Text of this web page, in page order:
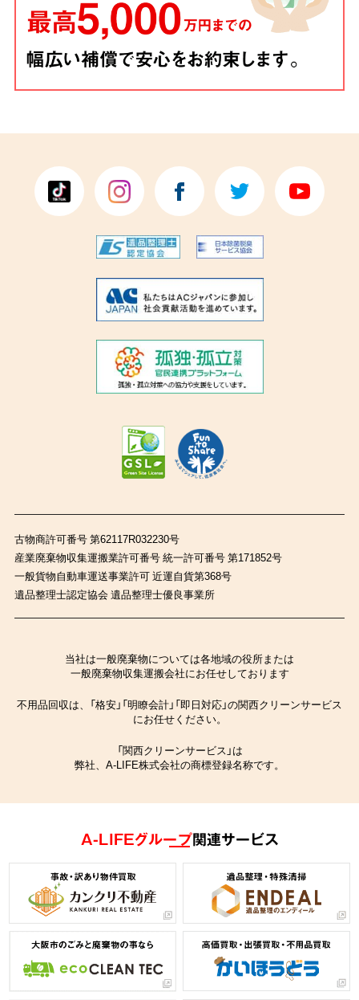
古物商許可番号 第62117R032230号
産業廃棄物収集運搬業許可番号 統一許可番号 第171852号
一般貨物自動車運送事業許可 近運自貨第368号
遺品整理士認定協会 遺品整理士優良事業所
当社は一般廃棄物については各地域の役所または
一般廃棄物収集運搬会社にお任せしております
不用品回収は、「格安」「明瞭会計」「即日対応」の関西クリーンサービス
にお任せください。
「関西クリーンサービス」は
弊社、A-LIFE株式会社の商標登録名称です。
A-LIFEグループ関連サービス